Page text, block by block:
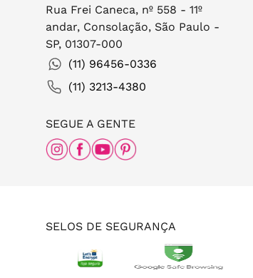
Rua Frei Caneca, nº 558 - 11º
andar, Consolação, São Paulo -
SP, 01307-000
(11) 96456-0336
(11) 3213-4380
SEGUE A GENTE
SELOS DE SEGURANÇA